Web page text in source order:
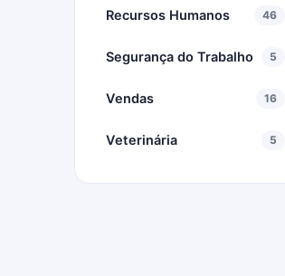
Recursos Humanos 46
Segurança do Trabalho 5
Vendas 16
Veterinária 5